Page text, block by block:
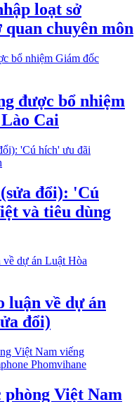
loạt sở
chuyên môn
được bổ nhiệm
Cai
đổi): 'Cú
và tiêu dùng
luận về dự án
đổi)
phòng Việt Nam